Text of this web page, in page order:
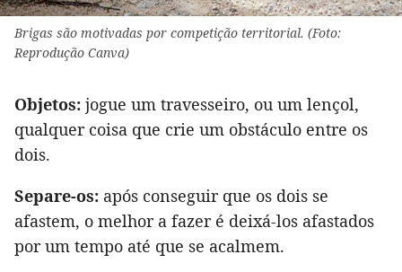
Brigas são motivadas por competição territorial. (Foto:
Reprodução Canva)
Objetos: jogue um travesseiro, ou um lençol,
qualquer coisa que crie um obstáculo entre os
dois.
Separe-os: após conseguir que os dois se
afastem, o melhor a fazer é deixá-los afastados
por um tempo até que se acalmem.